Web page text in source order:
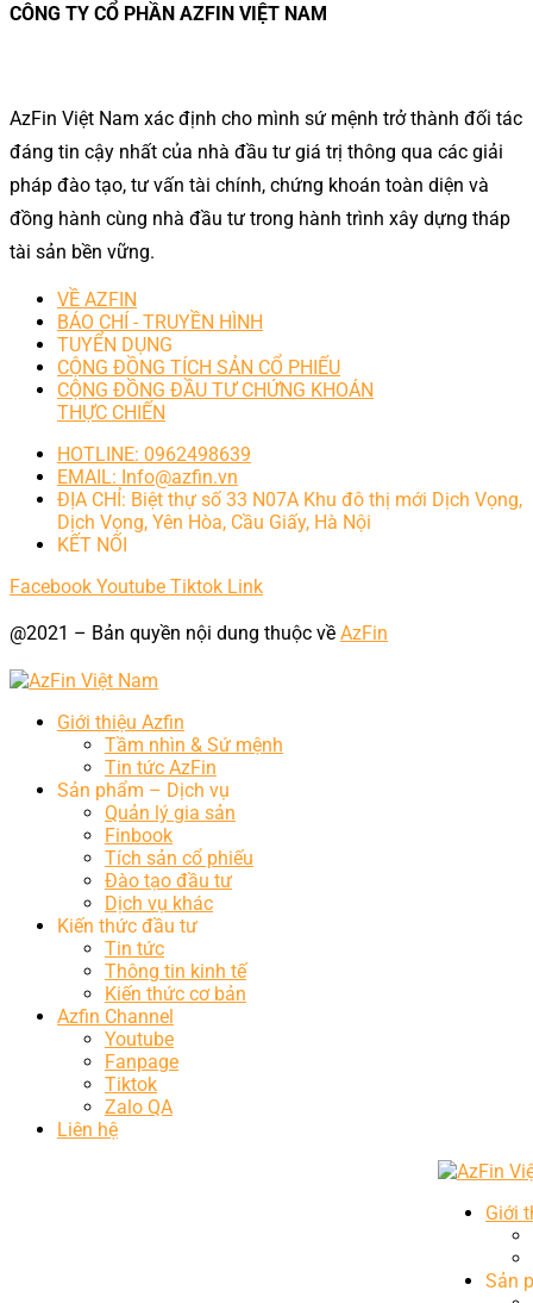
CÔNG TY CỔ PHẦN AZFIN VIỆT NAM
AzFin Việt Nam xác định cho mình sứ mệnh trở thành đối tác
đáng tin cậy nhất của nhà đầu tư giá trị thông qua các giải
pháp đào tạo, tư vấn tài chính, chứng khoán toàn diện và
đồng hành cùng nhà đầu tư trong hành trình xây dựng tháp
tài sản bền vững.
VỀ AZFIN
BÁO CHÍ - TRUYỀN HÌNH
TUYỂN DỤNG
CỘNG ĐỒNG TÍCH SẢN CỔ PHIẾU
CỘNG ĐỒNG ĐẦU TƯ CHỨNG KHOÁN
THỰC CHIẾN
HOTLINE: 0962498639
EMAIL: Info@azfin.vn
ĐỊA CHỈ: Biệt thự số 33 N07A Khu đô thị mới Dịch Vọng,
Dịch Vọng, Yên Hòa, Cầu Giấy, Hà Nội
KẾT NỐI
Facebook Youtube Tiktok Link
@2021 – Bản quyền nội dung thuộc về AzFin
Giới thiệu Azfin
Tầm nhìn & Sứ mệnh
Tin tức AzFin
Sản phẩm – Dịch vụ
Quản lý gia sản
Finbook
Tích sản cổ phiếu
Đào tạo đầu tư
Dịch vụ khác
Kiến thức đầu tư
Tin tức
Thông tin kinh tế
Kiến thức cơ bản
Azfin Channel
Youtube
Fanpage
Tiktok
Zalo QA
Liên hệ
Giới
Sản